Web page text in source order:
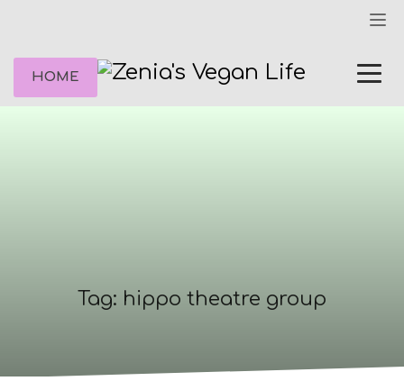
HOME
Tag: hippo theatre group